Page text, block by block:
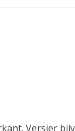
Versier